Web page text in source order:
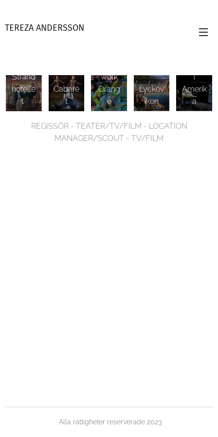
TEREZA ANDERSSON
Strand
hotelle
t
Cabaré
t
work
Orang
e
Lyckov
iken
i
Amerik
a
REGISSÖR - TEATER/TV/FILM - LOCATION
MANAGER/SCOUT - TV/FILM
Alla rättigheter reserverade 2023